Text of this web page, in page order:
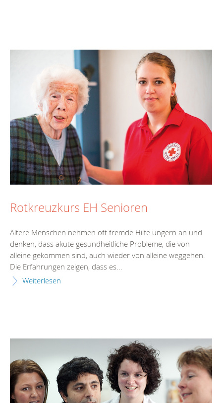
Rotkreuzkurs EH Senioren
Ältere Menschen nehmen oft fremde Hilfe ungern an und
denken, dass akute gesundheitliche Probleme, die von
alleine gekommen sind, auch wieder von alleine weggehen.
Die Erfahrungen zeigen, dass es...
Weiterlesen